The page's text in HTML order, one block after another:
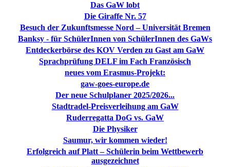
Das GaW lobt
Die Giraffe Nr. 57
Besuch der Zukunftsmesse Nord – Universität Bremen
Banksy - für SchülerInnen von SchülerInnen des GaWs
Entdeckerbörse des KOV Verden zu Gast am GaW
Sprachprüfung DELF im Fach Französisch
neues vom Erasmus-Projekt:
gaw-goes-europe.de
Der neue Schulplaner 2025/2026...
Stadtradel-Preisverleihung am GaW
Ruderregatta DoG vs. GaW
Die Physiker
Saumur, wir kommen wieder!
Erfolgreich auf Platt – Schülerin beim Wettbewerb
ausgezeichnet